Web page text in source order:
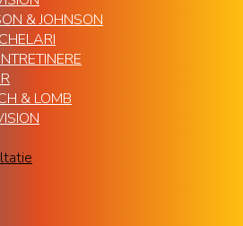
& JOHNSON
& LOMB